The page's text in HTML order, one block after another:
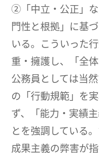
②「中立・公正」
門性と根拠」に基
いる。こういった
重・擁護し、「全
公務員としては当
の「行動規範」を
ず、「能力・実績
とを強調している
成果主義の弊害が